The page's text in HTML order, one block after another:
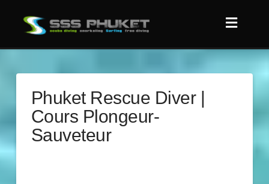
Phuket Rescue Diver |
Cours Plongeur-
Sauveteur